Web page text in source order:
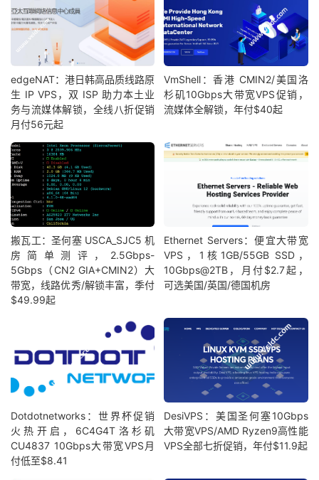
edgeNAT：港日韩高品质线路原
生 IP VPS，双 ISP 助力本土业
务与流媒体解锁，全线八折促销
月付56元起
VmShell：香港 CMIN2/美国洛
杉矶10Gbps大带宽VPS促销，
流媒体全解锁，年付$40起
搬瓦工：圣何塞 USCA_SJC5 机
房简单测评，2.5Gbps-
5Gbps（CN2 GIA+CMIN2）大
带宽，线路优秀/解锁丰富，季付
$49.99起
Ethernet Servers：便宜大带宽
VPS，1核1GB/55GB SSD，
10Gbps@2TB，月付$2.7起，
可选美国/英国/德国机房
Dotdotnetworks：世界杯促销
火热开启，6C4G4T洛杉矶
CU4837 10Gbps大带宽VPS月
付低至$8.41
DesiVPS：美国圣何塞10Gbps
大带宽VPS/AMD Ryzen9高性能
VPS全部七折促销，年付$11.9起